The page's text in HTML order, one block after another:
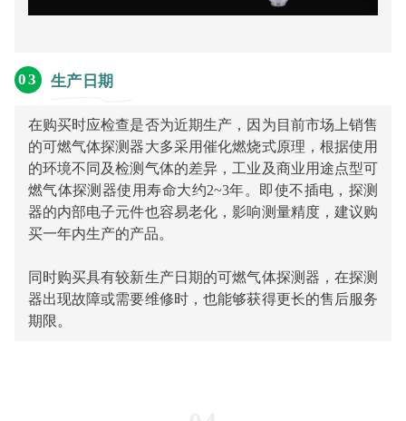
03 生产日期
在购买时应检查是否为近期生产，因为目前市场上销售
的可燃气体探测器大多采用催化燃烧式原理，根据使用
的环境不同及检测气体的差异，工业及商业用途点型可
燃气体探测器使用寿命大约2~3年。即使不插电，探测
器的内部电子元件也容易老化，影响测量精度，建议购
买一年内生产的产品。
同时购买具有较新生产日期的可燃气体探测器，在探测
器出现故障或需要维修时，也能够获得更长的售后服务
期限。